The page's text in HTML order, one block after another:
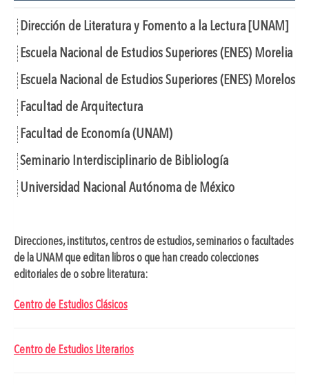
Dirección de Literatura y Fomento a la Lectura [UNAM]
Escuela Nacional de Estudios Superiores (ENES) Morelia
Escuela Nacional de Estudios Superiores (ENES) Morelos
Facultad de Arquitectura
Facultad de Economía (UNAM)
Seminario Interdisciplinario de Bibliología
Universidad Nacional Autónoma de México
Direcciones, institutos, centros de estudios, seminarios o facultades
de la UNAM que editan libros o que han creado colecciones
editoriales de o sobre literatura:
Centro de Estudios Clásicos
Centro de Estudios Literarios